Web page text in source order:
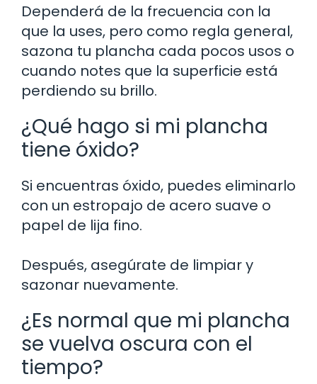
Dependerá de la frecuencia con la
que la uses, pero como regla general,
sazona tu plancha cada pocos usos o
cuando notes que la superficie está
perdiendo su brillo.
¿Qué hago si mi plancha
tiene óxido?
Si encuentras óxido, puedes eliminarlo
con un estropajo de acero suave o
papel de lija fino.
Después, asegúrate de limpiar y
sazonar nuevamente.
¿Es normal que mi plancha
se vuelva oscura con el
tiempo?